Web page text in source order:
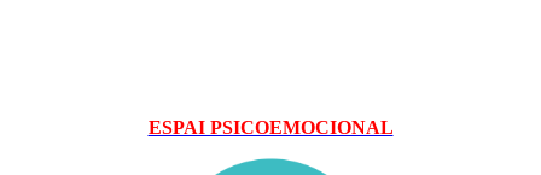
ESPAI PSICOEMOCIONAL